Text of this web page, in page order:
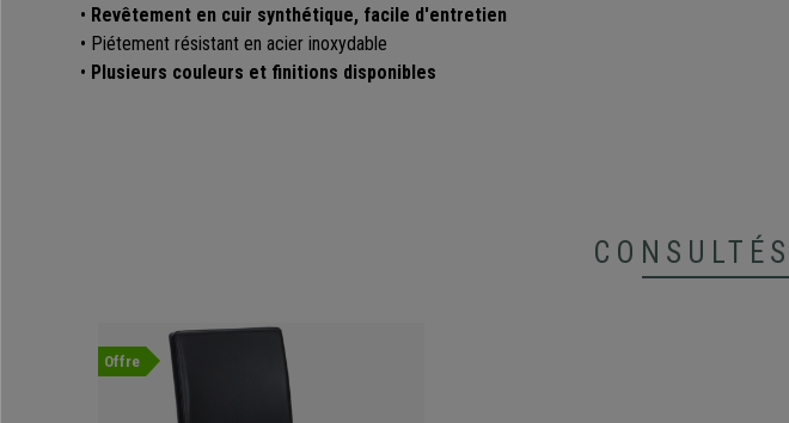
• Revêtement en cuir synthétique, facile d'entretien
• Piétement résistant en acier inoxydable
• Plusieurs couleurs et finitions disponibles
CONSULTÉS
Offre